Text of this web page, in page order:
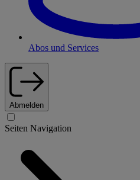
Abos und Services
Abmelden
Seiten Navigation